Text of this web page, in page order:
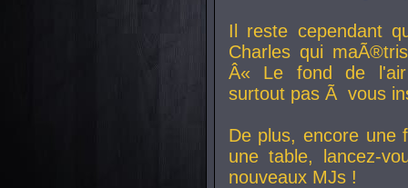
Il reste cependant
Charles qui
Â« Le fond de
surtout pas Ã vous
De plus, encore une
une table, lancez-
nouveaux MJs !